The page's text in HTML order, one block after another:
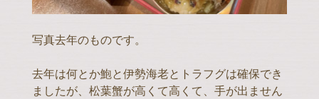
写真去年のものです。
去年は何とか鮑と伊勢海老とトラフグは確保でき
ましたが、松葉蟹が高くて高くて、手が出ません